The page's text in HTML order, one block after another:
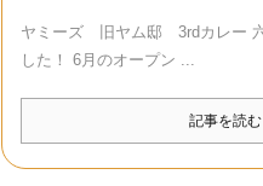
ヤミーズ 旧ヤム邸 3rdカレー
した！ 6月のオープン ...
記事を読む